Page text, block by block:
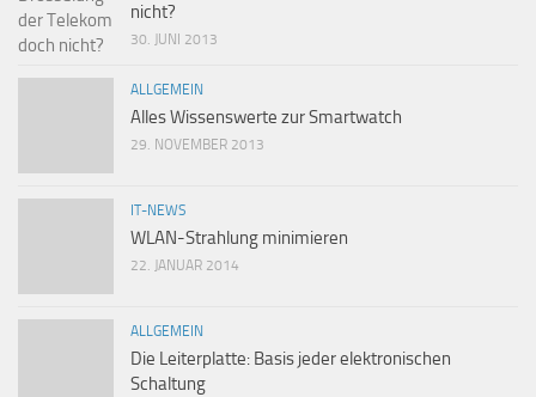
nicht?
30. JUNI 2013
ALLGEMEIN
Alles Wissenswerte zur Smartwatch
29. NOVEMBER 2013
IT-NEWS
WLAN-Strahlung minimieren
22. JANUAR 2014
ALLGEMEIN
Die Leiterplatte: Basis jeder elektronischen
Schaltung